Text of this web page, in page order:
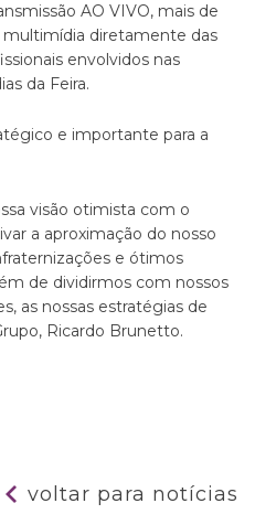
AO VIVO, mais de
diretamente das
envolvidos nas
da Feira.
e importante para a
visão otimista com o
a aproximação do nosso
e ótimos
de dividirmos com nossos
as nossas estratégias de
Ricardo Brunetto.
voltar para notícias